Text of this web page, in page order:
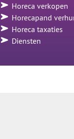
Horeca verkopen
Horecapand
Horeca taxaties
Diensten